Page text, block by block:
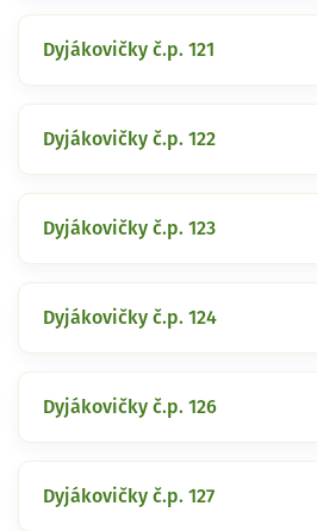
Dyjákovičky č.p. 121
Dyjákovičky č.p. 122
Dyjákovičky č.p. 123
Dyjákovičky č.p. 124
Dyjákovičky č.p. 126
Dyjákovičky č.p. 127